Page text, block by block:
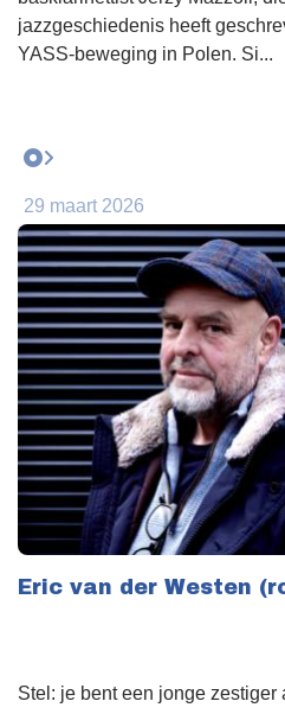
jazzgeschiedenis heeft
YASS-beweging in Polen. Si...
29 maart 2026
Eric van der Westen
Stel: je bent een jonge zestiger